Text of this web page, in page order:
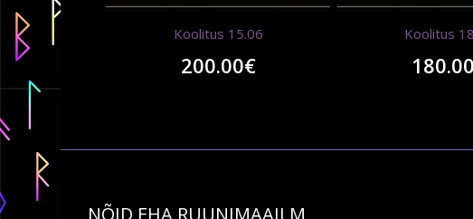
Koolitus 15.06
200.00€
Koolitus
180.00
NÕID EHA RUUNIMAAILM